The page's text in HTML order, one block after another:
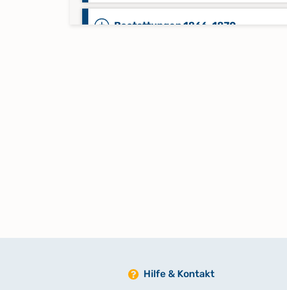
Bestattungen 1866-1870
Bestattungen 1893 Namensregister
Hilfe & Kontakt